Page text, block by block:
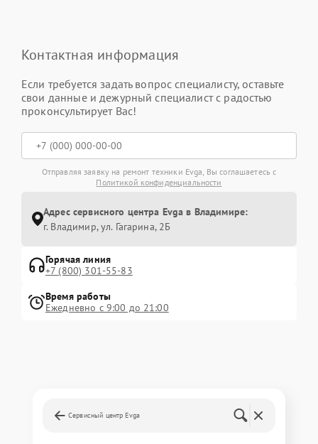
Контактная информация
Если требуется задать вопрос специалисту, оставьте
свои данные и дежурный специалист с радостью
проконсультирует Вас!
Отправляя заявку на ремонт техники Evga, Вы соглашаетесь с
Политикой конфиденциальности
Адрес сервисного центра Evga в Владимире:
г. Владимир, ул. Гагарина, 2Б
Горячая линия
+7 (800) 301-55-83
Время работы
Ежедневно с 9:00 до 21:00
Сервисный центр Evga